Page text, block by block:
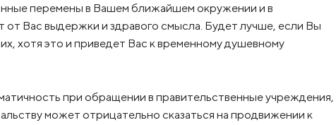
перемены в Вашем ближайшем окружении и в
Вас выдержки и здравого смысла. Будет лучше, если Вы
хотя это и приведет Вас к временному душевному
при обращении в правительственные учреждения,
может отрицательно сказаться на продвижении к